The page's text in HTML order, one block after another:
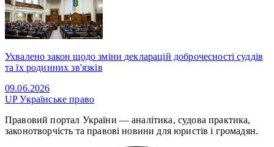
Ухвалено закон щодо зміни декларацій доброчесності суддів
та їх родинних зв'язків
09.06.2026
UPУкраїнське право
Правовий портал України — аналітика, судова практика,
законотворчість та правові новини для юристів і громадян.